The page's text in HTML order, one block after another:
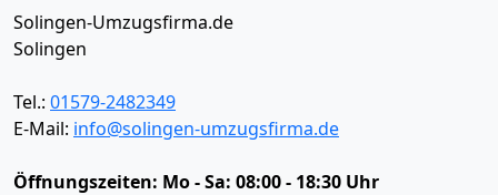
Solingen-Umzugsfirma.de
Solingen
Tel.: 01579-2482349
E-Mail: info@solingen-umzugsfirma.de
Öffnungszeiten: Mo - Sa: 08:00 - 18:30 Uhr